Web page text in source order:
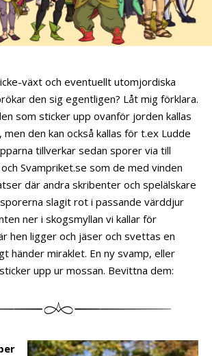
växt och eventuellt utomjordiska
den sig egentligen? Låt mig förklara.
som sticker upp ovanför jorden kallas
den kan också kallas för t.ex Ludde
tillverkar sedan sporer via till
Svampriket.se som de med vinden
där andra skribenter och spelälskare
slagit rot i passande värddjur
ner i skogsmyllan vi kallar för
hen ligger och jäser och svettas en
händer miraklet. En ny svamp, eller
upp ur mossan. Bevittna dem: